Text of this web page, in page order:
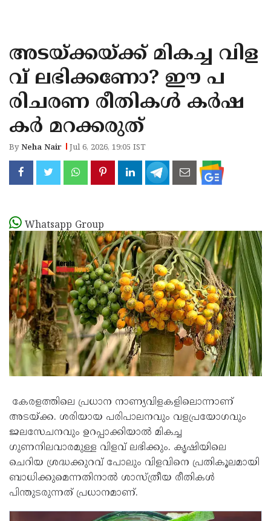
KANNUR
KASARAGOD
അടയ്ക്കയ്ക്ക് മികച്ച വിള
വ് ലഭിക്കണോ? ഈ പ
രിചരണ രീതികൾ കർഷ
കർ മറക്കരുത്
ByNeha Nair Jul 6, 2026, 19:05 IST
Whatsapp Group
കേരളത്തിലെ പ്രധാന നാണ്യവിളകളിലൊന്നാണ്
അടയ്ക്ക. ശരിയായ പരിപാലനവും വളപ്രയോഗവും
ജലസേചനവും ഉറപ്പാക്കിയാൽ മികച്ച
ഗുണനിലവാരമുള്ള വിളവ് ലഭിക്കും. കൃഷിയിലെ
ചെറിയ ശ്രദ്ധക്കുറവ് പോലും വിളവിനെ പ്രതികൂലമായി
ബാധിക്കുമെന്നതിനാൽ ശാസ്ത്രീയ രീതികൾ
പിന്തുടരുന്നത് പ്രധാനമാണ്.